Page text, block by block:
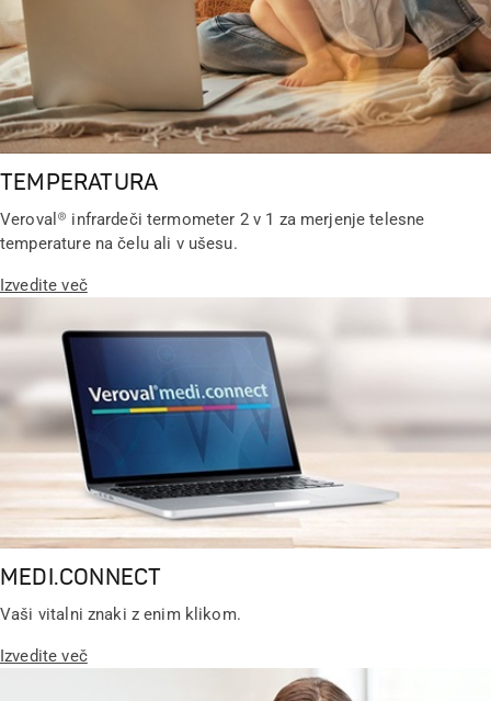
TEMPERATURA
Veroval® infrardeči termometer 2 v 1 za merjenje telesne
temperature na čelu ali v ušesu.
Izvedite več
MEDI.CONNECT
Vaši vitalni znaki z enim klikom.
Izvedite več